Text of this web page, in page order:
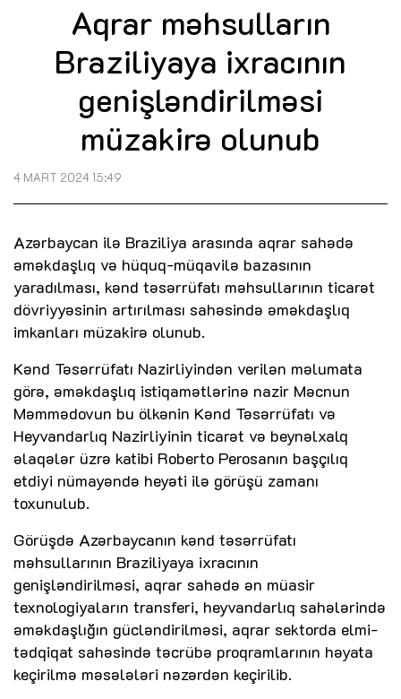
Aqrar məhsulların
Braziliyaya ixracının
genişləndirilməsi
müzakirə olunub
4 MART 2024 15:49
Azərbaycan ilə Braziliya arasında aqrar sahədə
əməkdaşlıq və hüquq-müqavilə bazasının
yaradılması, kənd təsərrüfatı məhsullarının ticarət
dövriyyəsinin artırılması sahəsində əməkdaşlıq
imkanları müzakirə olunub.
Kənd Təsərrüfatı Nazirliyindən verilən məlumata
görə, əməkdaşlıq istiqamətlərinə nazir Məcnun
Məmmədovun bu ölkənin Kənd Təsərrüfatı və
Heyvandarlıq Nazirliyinin ticarət və beynəlxalq
əlaqələr üzrə katibi Roberto Perosanın başçılıq
etdiyi nümayəndə heyəti ilə görüşü zamanı
toxunulub.
Görüşdə Azərbaycanın kənd təsərrüfatı
məhsullarının Braziliyaya ixracının
genişləndirilməsi, aqrar sahədə ən müasir
texnologiyaların transferi, heyvandarlıq sahələrində
əməkdaşlığın gücləndirilməsi, aqrar sektorda elmi-
tədqiqat sahəsində təcrübə proqramlarının həyata
keçirilmə məsələləri nəzərdən keçirilib.